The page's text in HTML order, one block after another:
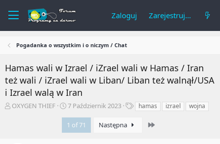
Zaloguj Zarejestruj się
Pogadanka o wszystkim i o niczym / Chat
Hamas wali w Izrael / iZrael wali w Hamas / Iran
też wali / iZrael wali w Liban/ Liban też walnął/USA
i Izrael walą w Iran
A
OXYGEN THIEF
R
z
p
7 Październik 2023
Thamas izrael wojna
1 of 71 Następna